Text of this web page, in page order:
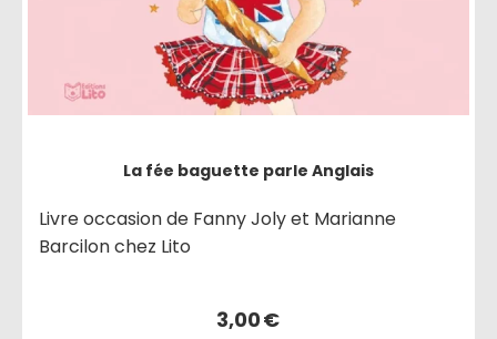
La fée baguette parle Anglais
Livre occasion de Fanny Joly et Marianne
Barcilon chez Lito
3,00€